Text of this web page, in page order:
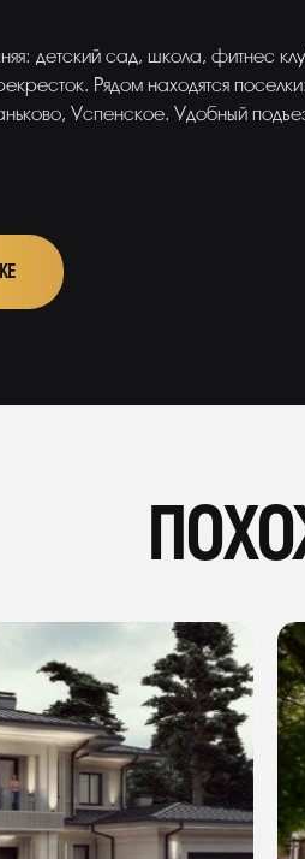
детский сад, школа, фитнес
Рядом находятся
Успенское. Удобный